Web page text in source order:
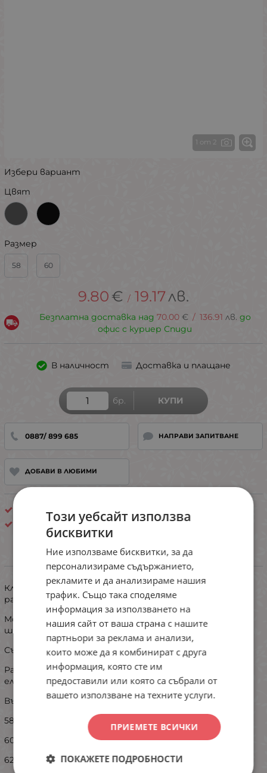
1 от 2
Избери вариант
Цвят
Размер
58 60
9.80 € / 19.17лв.
Безплатна доставка над 70.00 € / 136.91 лв. до
офис с куриер Спиди
В наличност Доставка и плащане
бр. КУПИ
0887/ 899 685 НАПРАВИ ЗАПИТВАНЕ
ДОБАВИ В ЛЮБИМИ
Мъжки бански
ИНФОРМАЦИЯ
Класически модел мъжки бански тип боксер - голям
размер.
Моделът е със скрита връзка за регулиране на
ширината в талията.
Състав: 87% полиамид и 13% еластан
Размерите са ориентировъчни- моделът е с голяма
елстичност .
Възможни са +/- 1,5 см разлика!
58- 4XL
60- 5XL
62- 6XL
Този уебсайт използва
бисквитки
Ние използваме бисквитки, за да
персонализираме съдържанието,
рекламите и да анализираме нашия
трафик. Също така споделяме
информация за използването на
нашия сайт от ваша страна с нашите
партньори за реклама и анализи,
които може да я комбинират с друга
информация, която сте им
предоставили или която са събрали от
вашето използване на техните услуги.
ПРИЕМЕТЕ ВСИЧКИ
ПОКАЖЕТЕ ПОДРОБНОСТИ